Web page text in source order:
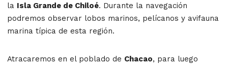
la Isla Grande de Chiloé. Durante la navegación
podremos observar lobos marinos, pelícanos y avifauna
marina típica de esta región.
Atracaremos en el poblado de Chacao, para luego